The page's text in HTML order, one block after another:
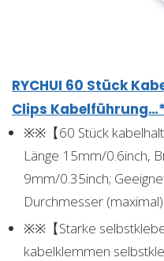
RYCHUI 60 Stück
Clips Kabelführung…*
※※【60 Stück
Länge 15mm/0.6inch,
9mm/0.35inch;
Durchmesser
※※【Starke
kabelklemmen